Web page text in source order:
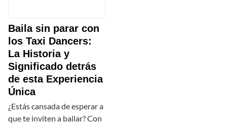
Baila sin parar con
los Taxi Dancers:
La Historia y
Significado detrás
de esta Experiencia
Única
¿Estás cansada de esperar a
que te inviten a bailar? Con